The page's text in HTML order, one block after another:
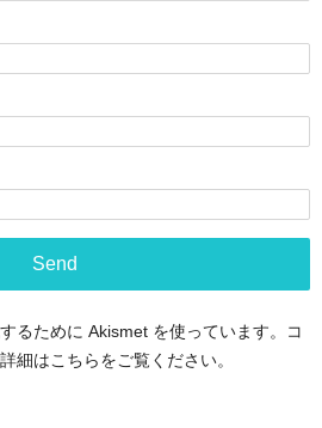
るために Akismet を使っています。
コ
細はこちらをご覧ください。